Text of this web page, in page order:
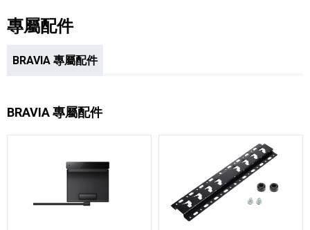
專屬配件
BRAVIA 專屬配件
BRAVIA 專屬配件